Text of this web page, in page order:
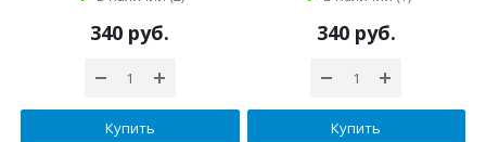
340 руб.
Купить
340 руб.
Купить